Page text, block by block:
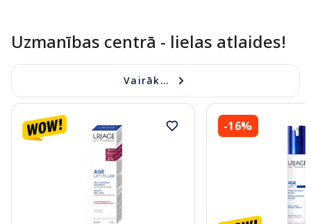
Uzmanības centrā - lielas atlaides!
Vairāk...
-16%